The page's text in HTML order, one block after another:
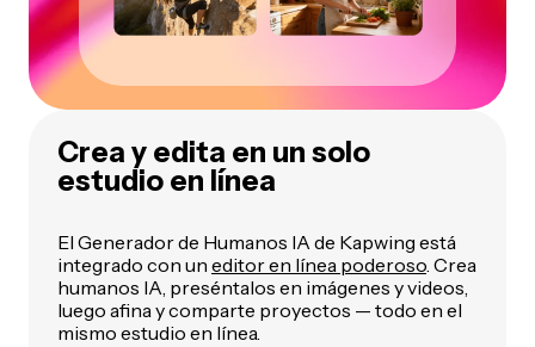
Crea y edita en un solo
estudio en línea
El Generador de Humanos IA de Kapwing está
integrado con un editor en línea poderoso. Crea
humanos IA, preséntalos en imágenes y videos,
luego afina y comparte proyectos — todo en el
mismo estudio en línea.